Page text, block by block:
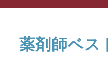
薬剤師ベス